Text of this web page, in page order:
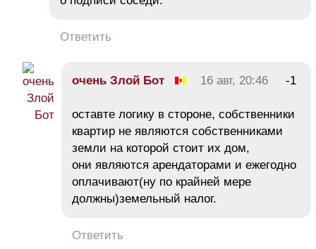
Ответить
очень Злой Бот 16 авг, 20:46 -1
оставте логику в стороне, собственники
квартир не являются собственниками
земли на которой стоит их дом,
они являются арендаторами и ежегодно
оплачивают(ну по крайней мере
должны)земельный налог.
Ответить